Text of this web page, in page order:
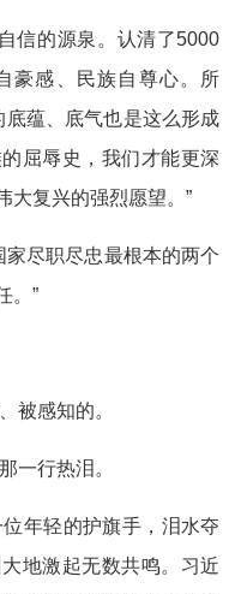
信的源泉。认清了5000
豪感、民族自尊心。所
底蕴、底气也是这么形成
屈辱史，我们才能更深
大复兴的强烈愿望。”
家尽职尽忠最根本的两个
。”
被感知的。
一行热泪。
年轻的护旗手，泪水夺
地激起无数共鸣。习近